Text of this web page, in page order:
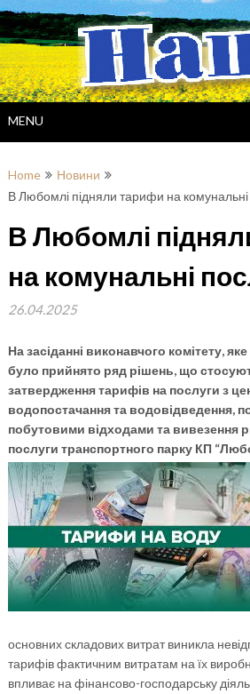
Skip
to
content
MENU
Home
Новини
В Любомлі підняли тарифи на комунальні
В Любомлі
на комунальні
26.04.2025
На засіданні виконавчого комітету,
було прийнято ряд рішень, що
затвердження тарифів на послуги з
водопостачання та водовідведення,
побутовими відходами та вивезення
послуги транспортного парку КП
основних складових витрат виникла
тарифів фактичним витратам на їх
впливає на фінансово-господарську